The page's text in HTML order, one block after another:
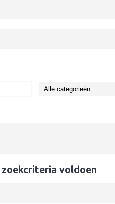
zoekcriteria voldoen